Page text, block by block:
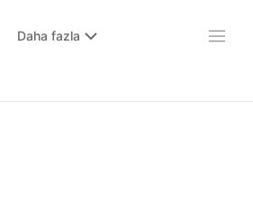
Daha fazla